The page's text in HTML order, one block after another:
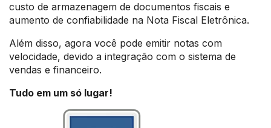
custo de armazenagem de documentos fiscais e
aumento de confiabilidade na Nota Fiscal Eletrônica.
Além disso, agora você pode emitir notas com
velocidade, devido a integração com o sistema de
vendas e financeiro.
Tudo em um só lugar!